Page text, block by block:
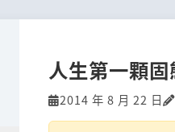
人生第一顆
2014 年 8 月 22 日